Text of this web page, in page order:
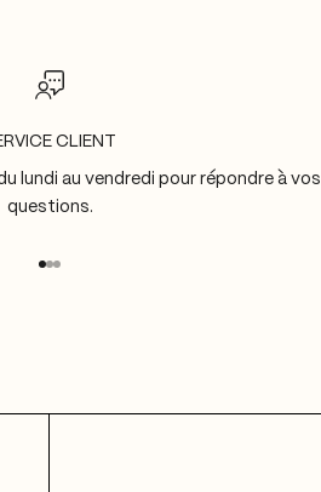
CLIENT
lundi au vendredi pour répondre à vos
questions.
Aller à l'élément 1
Aller à l'élément 2
Aller à l'élément 3